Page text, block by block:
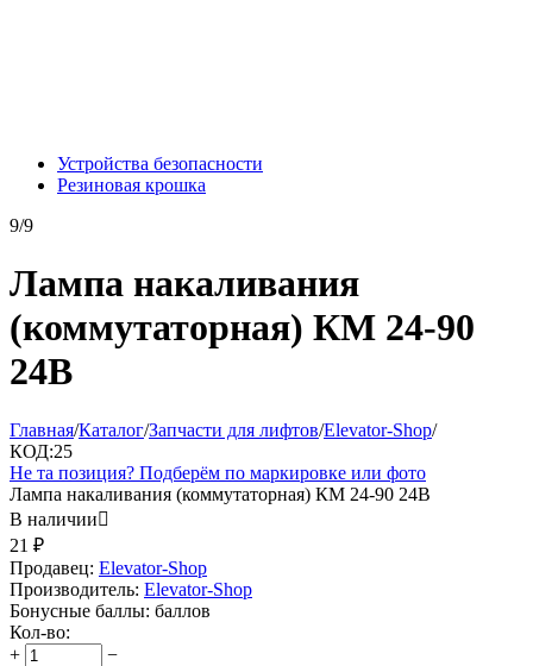
Устройства безопасности
Резиновая крошка
9/9
Лампа накаливания
(коммутаторная) КМ 24-90
24В
Главная/Каталог/Запчасти для лифтов/Elevator-Shop/
КОД:25
Не та позиция? Подберём по маркировке или фото
Лампа накаливания (коммутаторная) КМ 24-90 24В
В наличии
21 ₽
Продавец: Elevator-Shop
Производитель: Elevator-Shop
Бонусные баллы: баллов
Кол-во:
+
−